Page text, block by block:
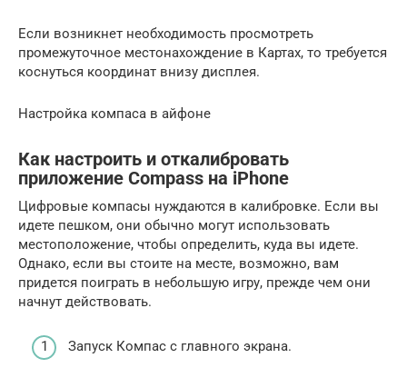
Если возникнет необходимость просмотреть
промежуточное местонахождение в Картах, то требуется
коснуться координат внизу дисплея.
Настройка компаса в айфоне
Как настроить и откалибровать
приложение Compass на iPhone
Цифровые компасы нуждаются в калибровке. Если вы
идете пешком, они обычно могут использовать
местоположение, чтобы определить, куда вы идете.
Однако, если вы стоите на месте, возможно, вам
придется поиграть в небольшую игру, прежде чем они
начнут действовать.
Запуск Компас с главного экрана.